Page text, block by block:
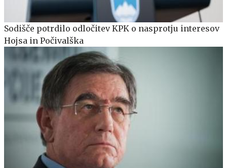
Sodišče potrdilo odločitev KPK o nasprotju interesov
Hojsa in Počivalška